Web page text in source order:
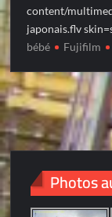
content/
japonais.flv
bébé
Fujifilm
Photos